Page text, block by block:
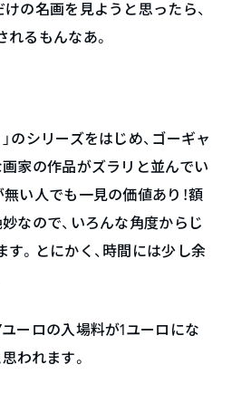
の名画を見ようと思ったら、
るもんなあ。
のシリーズをはじめ、ゴーギャ
家の作品がズラリと並んでい
い人でも一見の価値あり！額
なので、いろんな角度からじ
。とにかく、時間には少し余
ーロの入場料が1ユーロにな
われます。